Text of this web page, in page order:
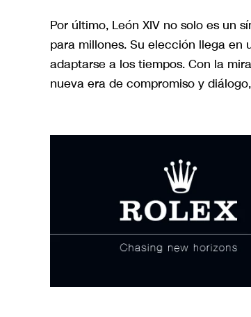
Por último, León XIV no solo es un
para millones. Su elección llega
adaptarse a los tiempos. Con la
nueva era de compromiso y